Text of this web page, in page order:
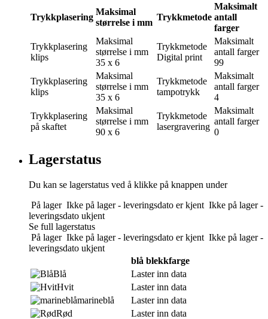
Trykkplasering
Maksimal
størrelse i mm
Trykkmetode
Maksimalt
antall
farger
Trykkplasering
klips
Maksimal
størrelse i mm
35 x 6
Trykkmetode
Digital print
Maksimalt
antall farger
99
Trykkplasering
klips
Maksimal
størrelse i mm
35 x 6
Trykkmetode
tampotrykk
Maksimalt
antall farger
4
Trykkplasering
på skaftet
Maksimal
størrelse i mm
90 x 6
Trykkmetode
lasergravering
Maksimalt
antall farger
0
Lagerstatus
Du kan se lagerstatus ved å klikke på knappen under
På lager Ikke på lager - leveringsdato er kjent Ikke på lager -
leveringsdato ukjent
Se full lagerstatus
På lager Ikke på lager - leveringsdato er kjent Ikke på lager -
leveringsdato ukjent
blå blekkfarge
Blå
Laster inn data
Hvit
Laster inn data
marineblå
Laster inn data
Rød
Laster inn data